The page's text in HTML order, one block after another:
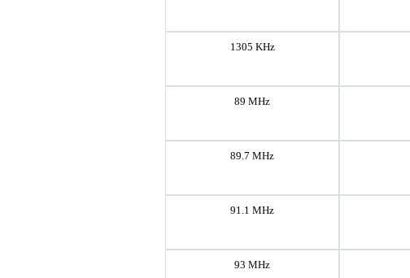
1305 KHz
89 MHz
89.7 MHz
91.1 MHz
93 MHz